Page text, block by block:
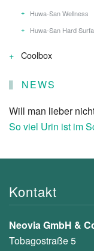
Huwa-San Wellness
Huwa-San Hard
Coolbox
NEWS
Will man lieber
So viel Urin ist im
Kontakt
Neovia GmbH &
Tobagostraße 5